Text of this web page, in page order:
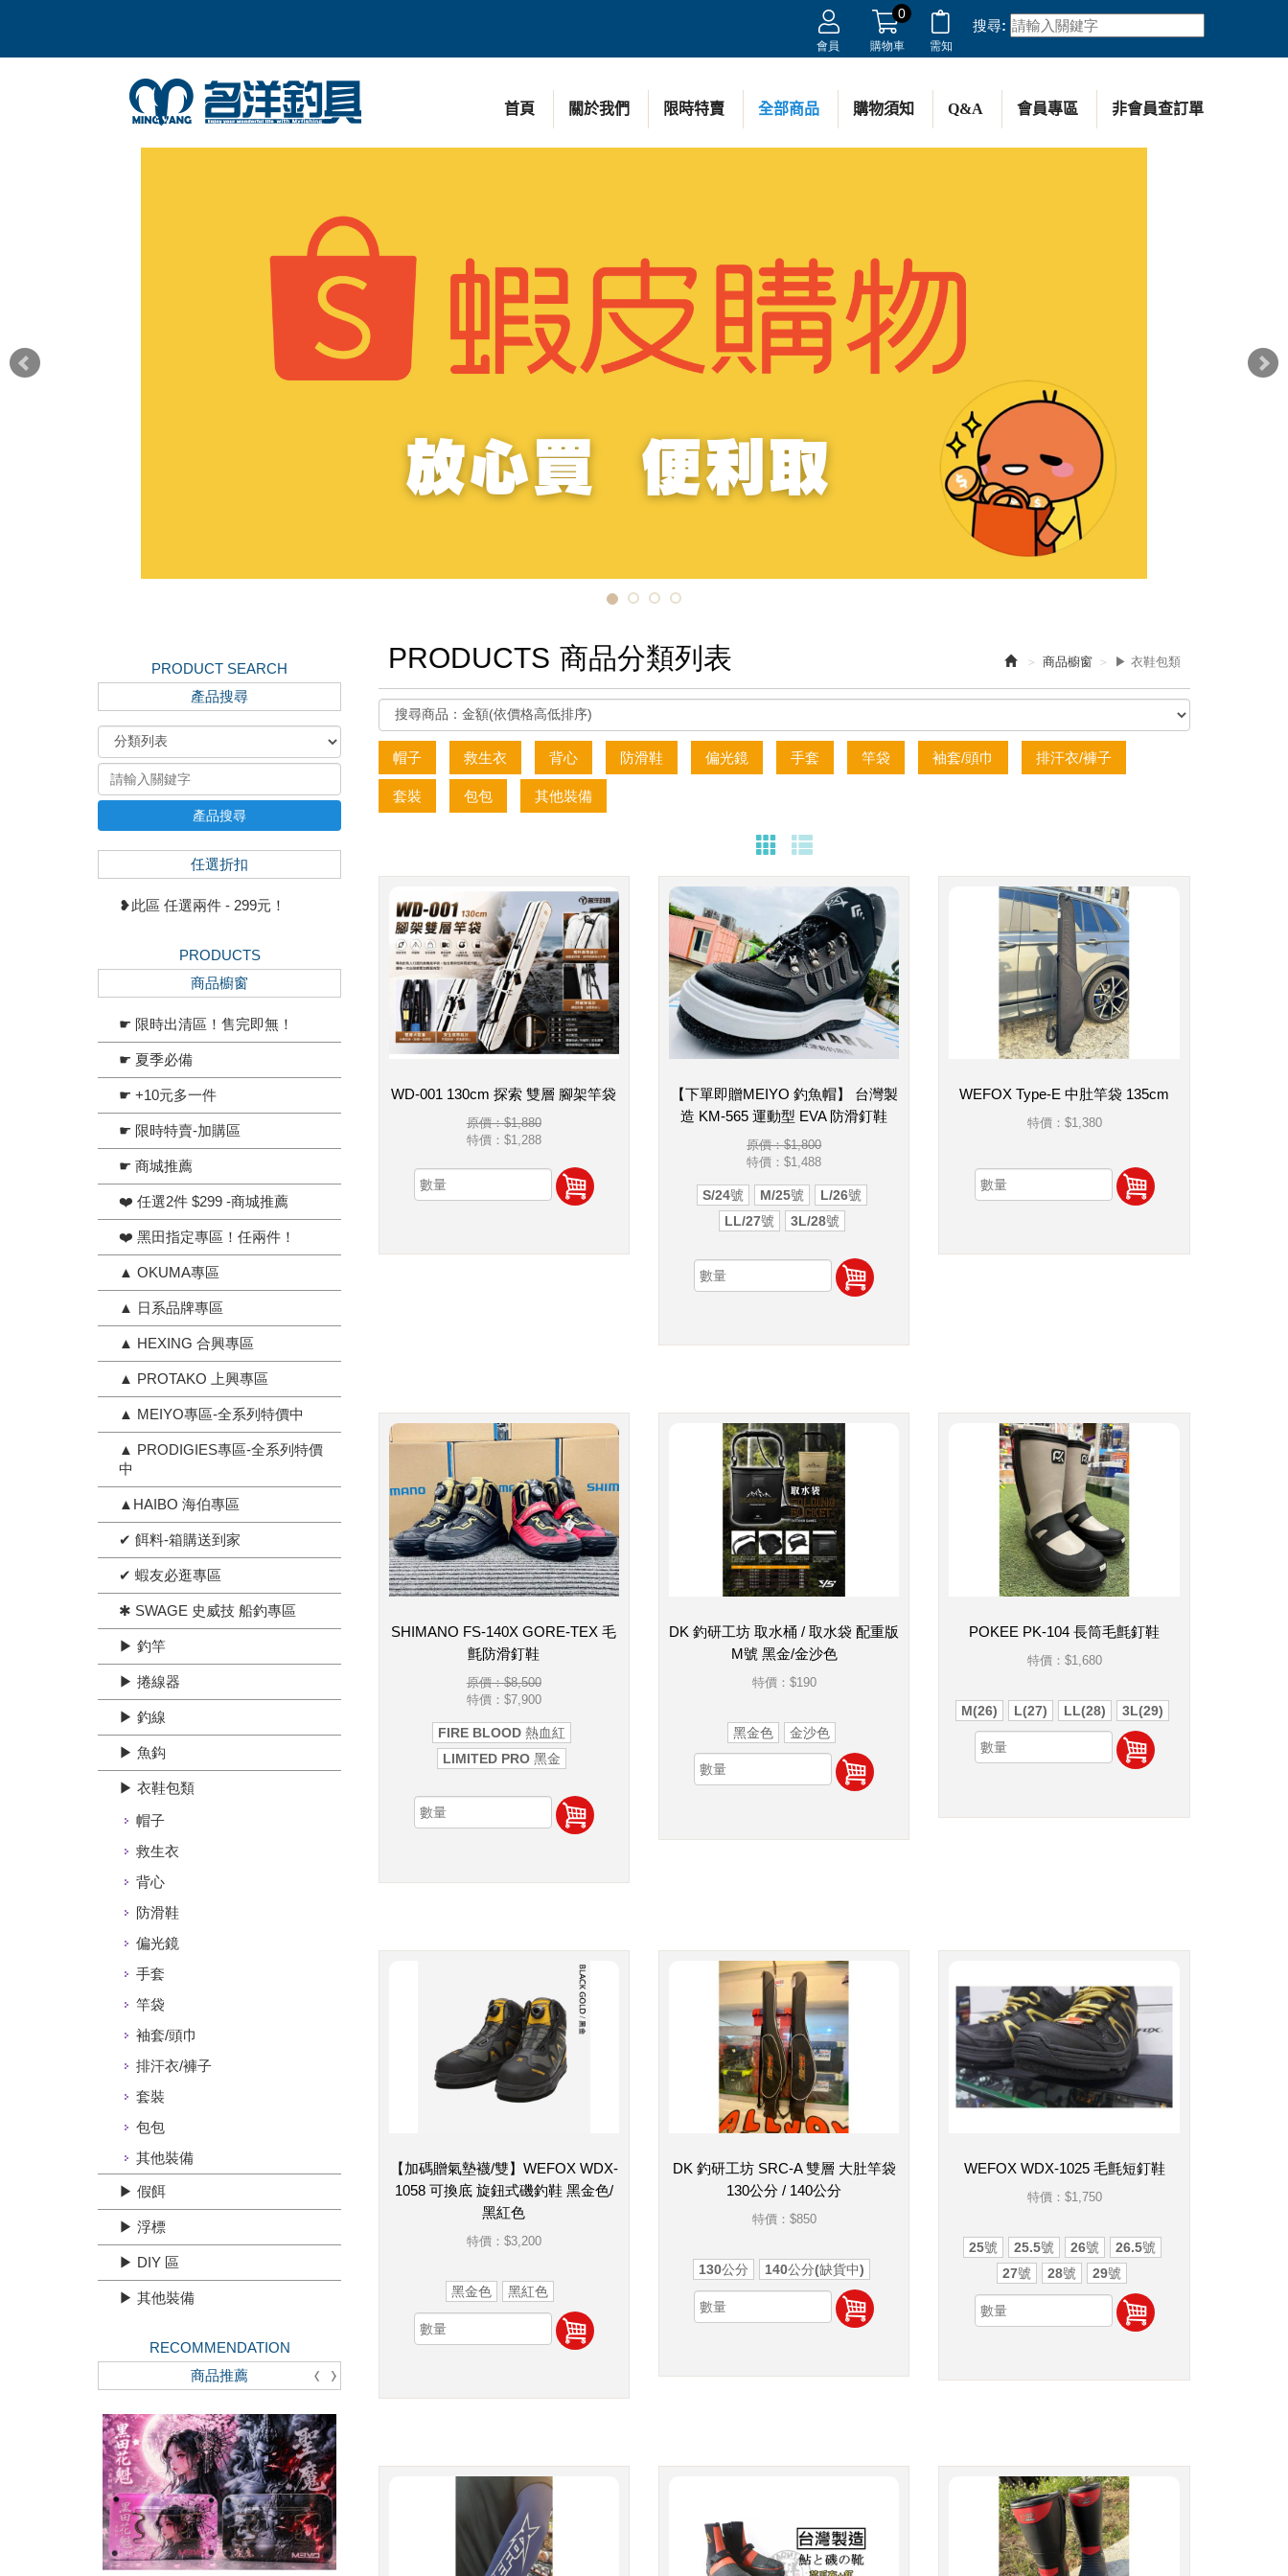
會員 購物車
0
需知
搜尋:
首頁 關於我們 限時特賣 全部商品 購物須知 Q&A 會員專區 非會員查訂單
PRODUCT SEARCH
產品搜尋
產品搜尋
任選折扣
❥此區 任選兩件 - 299元！
PRODUCTS
商品櫥窗
☛ 限時出清區！售完即無！
☛ 夏季必備
☛ +10元多一件
☛ 限時特賣-加購區
☛ 商城推薦
❤️ 任選2件 $299 -商城推薦
❤️ 黑田指定專區！任兩件！
▲ OKUMA專區
▲ 日系品牌專區
▲ HEXING 合興專區
▲ PROTAKO 上興專區
▲ MEIYO專區-全系列特價中
▲ PRODIGIES專區-全系列特價
中
▲HAIBO 海伯專區
✔ 餌料-箱購送到家
✔ 蝦友必逛專區
✱ SWAGE 史威技 船釣專區
▶ 釣竿
▶ 捲線器
▶ 釣線
▶ 魚鈎
▶ 衣鞋包類
帽子
救生衣
背心
防滑鞋
偏光鏡
手套
竿袋
袖套/頭巾
排汗衣/褲子
套裝
包包
其他裝備
▶ 假餌
▶ 浮標
▶ DIY 區
▶ 其他裝備
RECOMMENDATION
商品推薦
商品櫥窗 ▶ 衣鞋包類
PRODUCTS 商品分類列表
帽子 救生衣 背心 防滑鞋 偏光鏡 手套 竿袋 袖套/頭巾 排汗衣/褲子
套裝 包包 其他裝備
WD-001 130cm 探索 雙層 腳架竿袋
原價：$1,880
特價： $1,288
【下單即贈MEIYO 釣魚帽】 台灣製
造 KM-565 運動型 EVA 防滑釘鞋
原價：$1,800
特價：$1,488
S/24號 M/25號
L/26號
LL/27號
3L/28號
WEFOX Type-E 中肚竿袋 135cm
特價： $1,380
SHIMANO FS-140X GORE-TEX 毛
氈防滑釘鞋
原價：$8,500
特價： $7,900
FIRE BLOOD 熱血紅
LIMITED PRO 黑金
DK 釣研工坊 取水桶 / 取水袋 配重版
M號 黑金/金沙色
特價： $190
黑金色 金沙色
POKEE PK-104 長筒毛氈釘鞋
特價： $1,680
M(26) L(27) LL(28) 3L(29)
【加碼贈氣墊襪/雙】WEFOX WDX-
1058 可換底 旋鈕式磯釣鞋 黑金色/
黑紅色
特價： $3,200
黑金色 黑紅色
DK 釣研工坊 SRC-A 雙層 大肚竿袋
130公分 / 140公分
特價： $850
130公分 140公分(缺貨中)
WEFOX WDX-1025 毛氈短釘鞋
特價： $1,750
25號 25.5號 26號
26.5號
27號
28號 29號